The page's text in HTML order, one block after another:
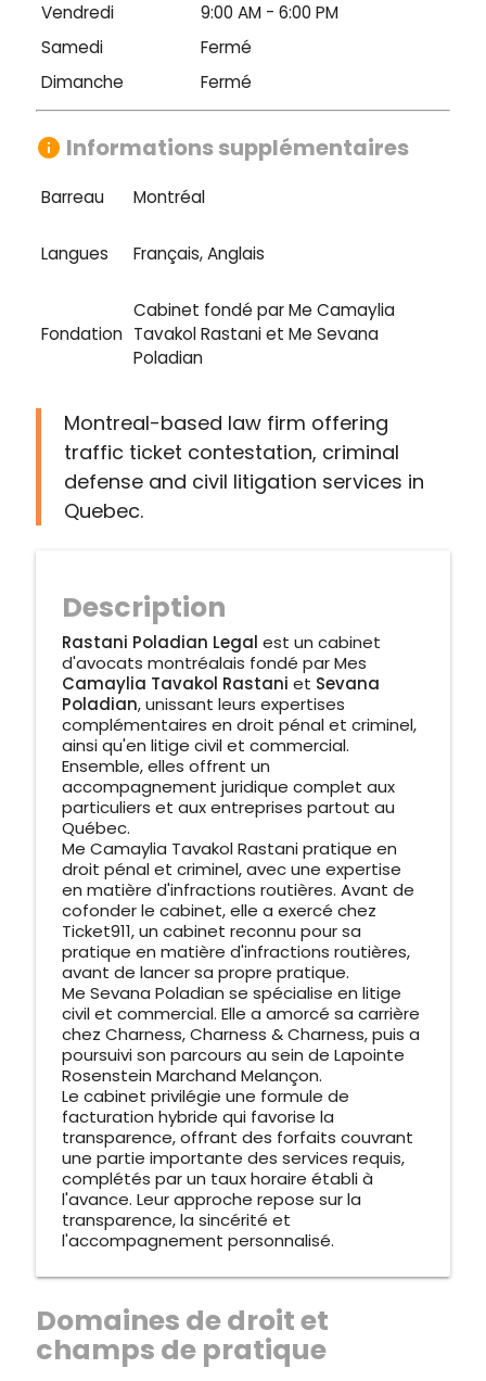
Vendredi
9:00 AM - 6:00 PM
Samedi
Fermé
Dimanche
Fermé
info Informations supplémentaires
Barreau Montréal
Langues Français, Anglais
Fondation
Cabinet fondé par Me Camaylia
Tavakol Rastani et Me Sevana
Poladian
Montreal-based law firm offering
traffic ticket contestation, criminal
defense and civil litigation services in
Quebec.
Description
Rastani Poladian Legal est un cabinet
d'avocats montréalais fondé par Mes
Camaylia Tavakol Rastani et Sevana
Poladian, unissant leurs expertises
complémentaires en droit pénal et criminel,
ainsi qu'en litige civil et commercial.
Ensemble, elles offrent un
accompagnement juridique complet aux
particuliers et aux entreprises partout au
Québec.
Me Camaylia Tavakol Rastani pratique en
droit pénal et criminel, avec une expertise
en matière d'infractions routières. Avant de
cofonder le cabinet, elle a exercé chez
Ticket911, un cabinet reconnu pour sa
pratique en matière d'infractions routières,
avant de lancer sa propre pratique.
Me Sevana Poladian se spécialise en litige
civil et commercial. Elle a amorcé sa carrière
chez Charness, Charness & Charness, puis a
poursuivi son parcours au sein de Lapointe
Rosenstein Marchand Melançon.
Le cabinet privilégie une formule de
facturation hybride qui favorise la
transparence, offrant des forfaits couvrant
une partie importante des services requis,
complétés par un taux horaire établi à
l'avance. Leur approche repose sur la
transparence, la sincérité et
l'accompagnement personnalisé.
Domaines de droit et
champs de pratique